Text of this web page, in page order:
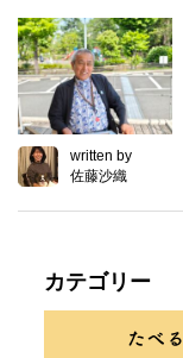
written by
佐藤沙織
カテゴリー